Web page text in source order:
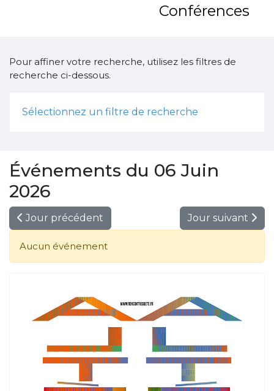
Conférences
Pour affiner votre recherche, utilisez les filtres de
recherche ci-dessous.
Sélectionnez un filtre de recherche
Événements du 06 Juin
2026
Jour précédent Jour suivant
Aucun événement